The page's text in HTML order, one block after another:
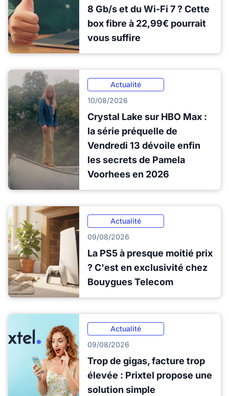
8 Gb/s et du Wi-Fi 7 ? Cette
box fibre à 22,99€ pourrait
vous suffire
Actualité
10/08/2026
Crystal Lake sur HBO Max :
la série préquelle de
Vendredi 13 dévoile enfin
les secrets de Pamela
Voorhees en 2026
Actualité
09/08/2026
La PS5 à presque moitié prix
? C'est en exclusivité chez
Bouygues Telecom
Actualité
09/08/2026
Trop de gigas, facture trop
élevée : Prixtel propose une
solution simple